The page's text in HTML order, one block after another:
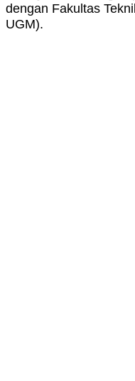
dengan Fakultas
UGM).